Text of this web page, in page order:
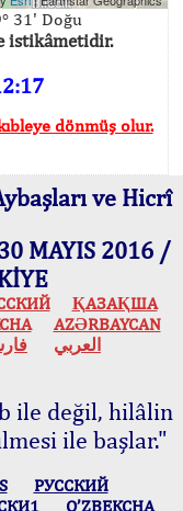
31' Doğu
istikâmetidir.
dönmüş olur.
ve Hicrî
MAYIS 2016 /
ҚАЗАҚША
AZӘRBAYCAN
العربي
ile değil, hilâlin
ile başlar."
РУССКИЙ
O’ZBEKCHA